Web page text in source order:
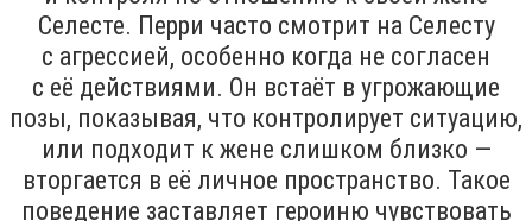
Селесте. Перри часто смотрит на Селесту
с агрессией, особенно когда не согласен
с её действиями. Он встаёт в угрожающие
позы, показывая, что контролирует ситуацию,
или подходит к жене слишком близко —
вторгается в её личное пространство. Такое
поведение заставляет героиню чувствовать